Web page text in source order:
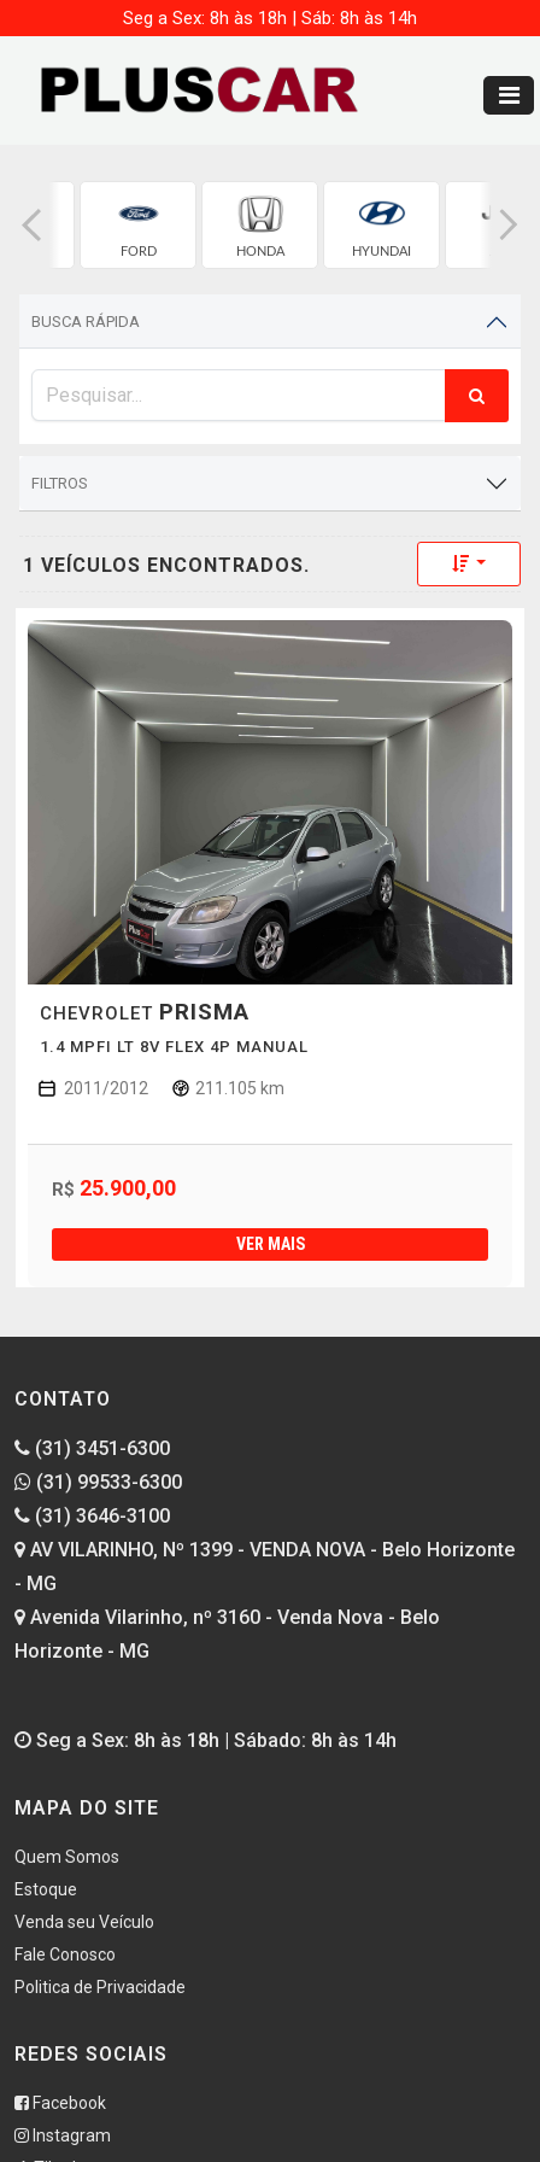
Seg a Sex: 8h às 18h | Sáb: 8h às 14h
FORD HONDA HYUNDAI
BUSCA RÁPIDA
FILTROS
1 VEÍCULOS ENCONTRADOS. Toggle
CHEVROLET PRISMA
1.4 MPFI LT 8V FLEX 4P MANUAL
2011/2012 211.105 km
R$ 25.900,00
VER MAIS
CONTATO
(31) 3451-6300
(31) 99533-6300
(31) 3646-3100
AV VILARINHO, Nº 1399 - VENDA NOVA - Belo Horizonte
- MG
Avenida Vilarinho, nº 3160 - Venda Nova - Belo
Horizonte - MG
Seg a Sex: 8h às 18h | Sábado: 8h às 14h
MAPA DO SITE
Quem Somos
Estoque
Venda seu Veículo
Fale Conosco
Politica de Privacidade
REDES SOCIAIS
Facebook
Instagram